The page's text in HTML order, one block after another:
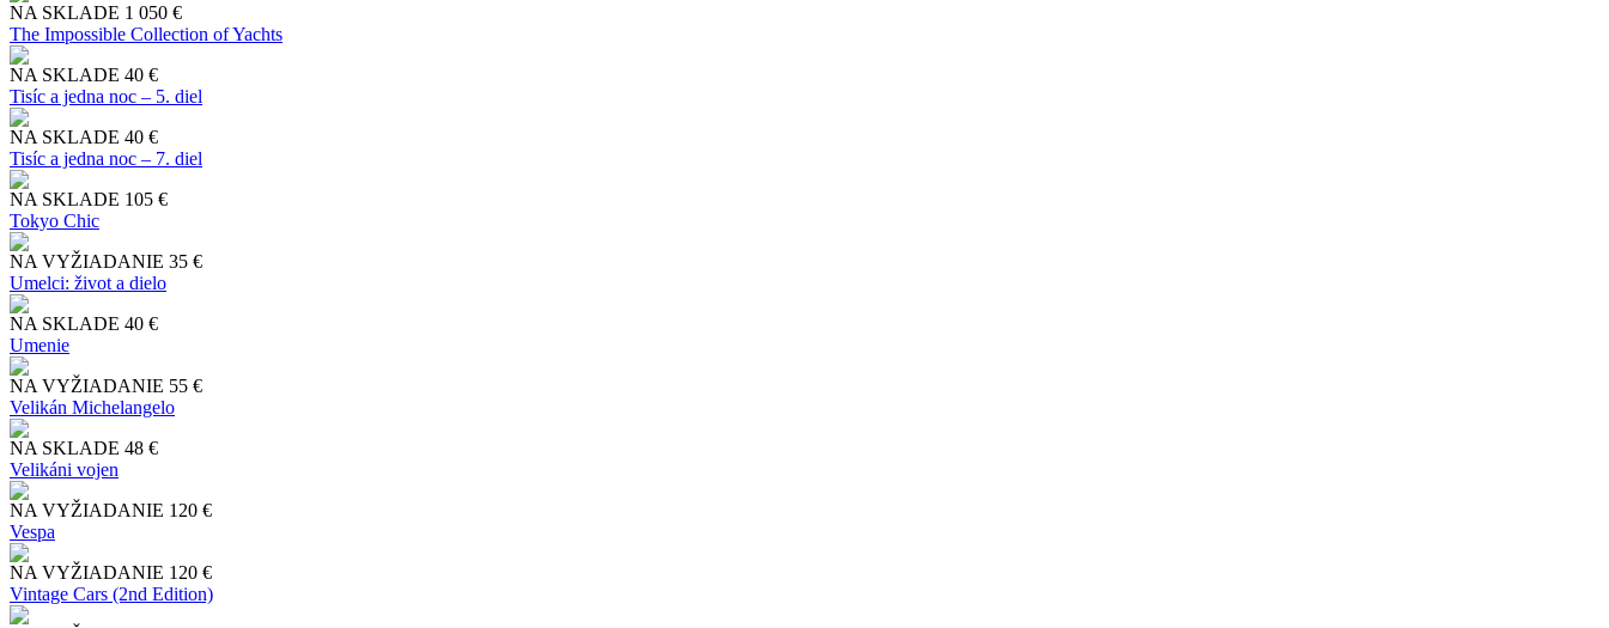
NA SKLADE 1 050 €
The Impossible Collection of Yachts
NA SKLADE 40 €
Tisíc a jedna noc – 5. diel
NA SKLADE 40 €
Tisíc a jedna noc – 7. diel
NA SKLADE 105 €
Tokyo Chic
NA VYŽIADANIE 35 €
Umelci: život a dielo
NA SKLADE 40 €
Umenie
NA VYŽIADANIE 55 €
Velikán Michelangelo
NA SKLADE 48 €
Velikáni vojen
NA VYŽIADANIE 120 €
Vespa
NA VYŽIADANIE 120 €
Vintage Cars (2nd Edition)